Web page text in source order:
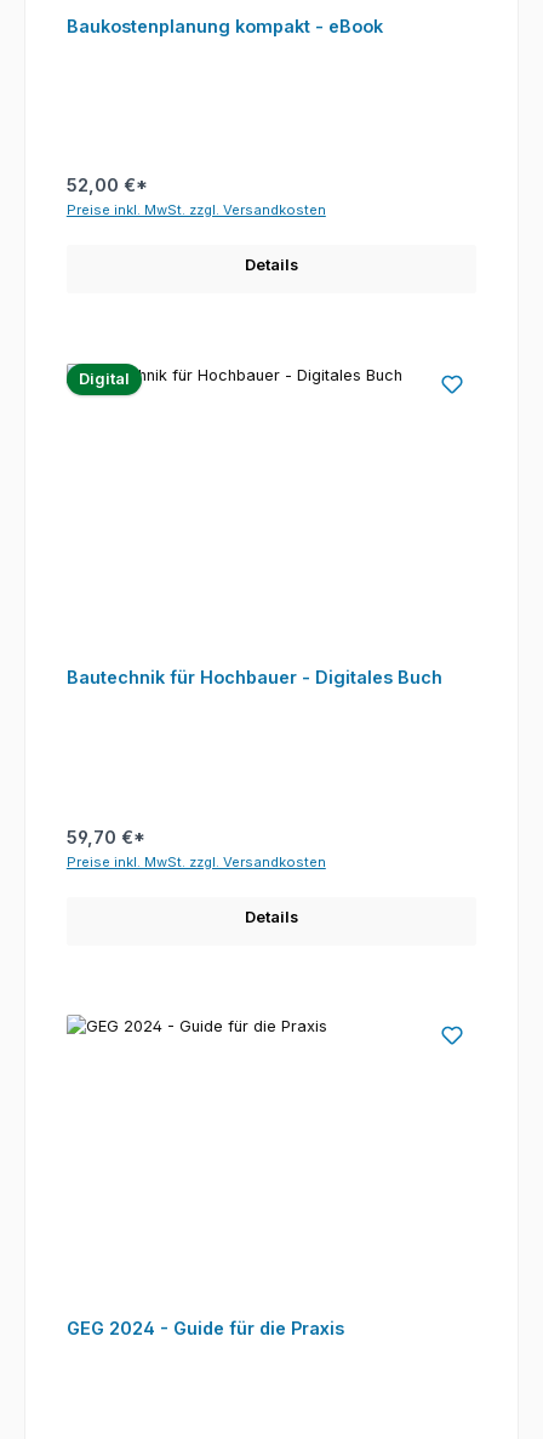
Baukostenplanung kompakt - eBook
52,00 €*
Preise inkl. MwSt. zzgl. Versandkosten
Details
Digital
Bautechnik für Hochbauer - Digitales Buch
59,70 €*
Preise inkl. MwSt. zzgl. Versandkosten
Details
GEG 2024 - Guide für die Praxis